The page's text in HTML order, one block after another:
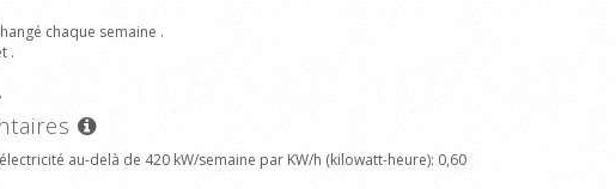
chaque semaine .
.
au-delà de 420 kW/semaine par KW/h (kilowatt-heure): 0,60